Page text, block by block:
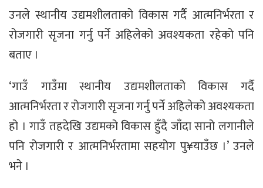
उनले स्थानीय उद्यमशीलताको विकास गर्दै आत्मनिर्भरता र
रोजगारी सृजना गर्नु पर्ने अहिलेको अवश्यकता रहेको पनि
बताए ।
‘गाउँ गाउँमा स्थानीय उद्यमशीलताको विकास गर्दै
आत्मनिर्भरता र रोजगारी सृजना गर्नु पर्ने अहिलेको अवश्यकता
हो । गाउँ तहदेखि उद्यमको विकास हुँदै जाँदा सानो लगानीले
पनि रोजगारी र आत्मनिर्भरतामा सहयोग पु¥याउँछ ।’ उनले
भने ।